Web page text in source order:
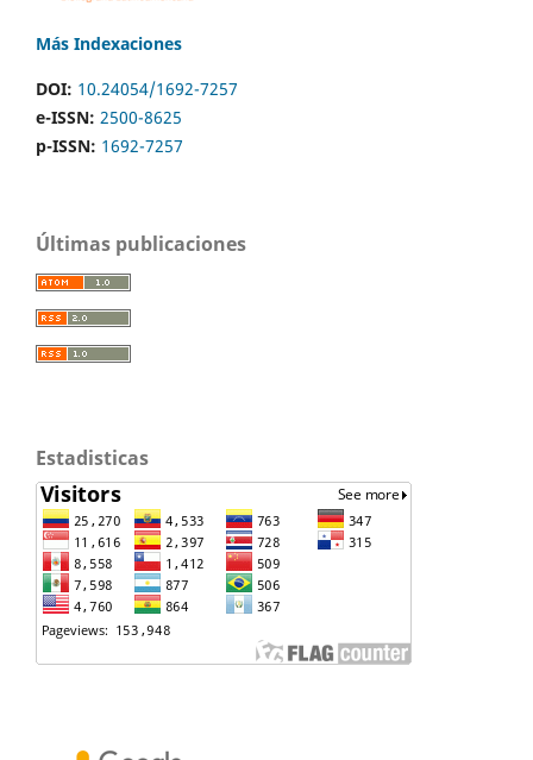
Más Indexaciones
DOI: 10.24054/1692-7257
e-ISSN: 2500-8625
p-ISSN: 1692-7257
Últimas publicaciones
Estadisticas